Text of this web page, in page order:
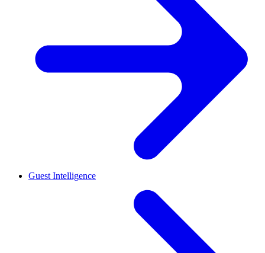
Guest Intelligence